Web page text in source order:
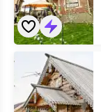
«Остров»
отель
шведский
стол